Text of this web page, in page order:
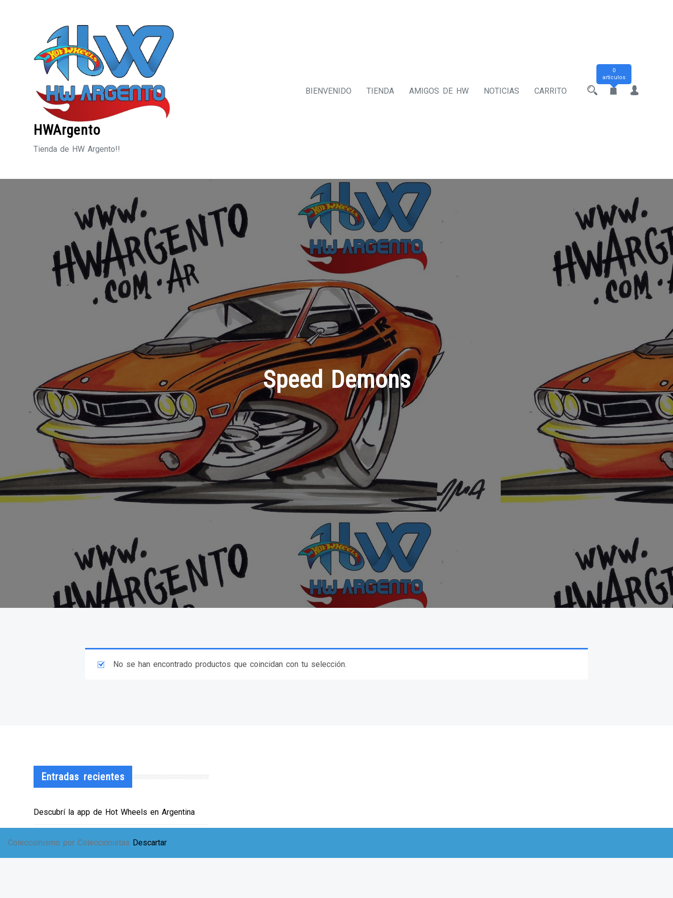
Coleccionismo por Coleccionistas Descartar
HWArgento
Tienda de HW Argento!!
BIENVENIDO TIENDA AMIGOS DE HW NOTICIAS CARRITO
0
artículos
Speed Demons
No se han encontrado productos que coincidan con tu selección.
Entradas recientes
Descubrí la app de Hot Wheels en Argentina
EXPO SOLIDARIA